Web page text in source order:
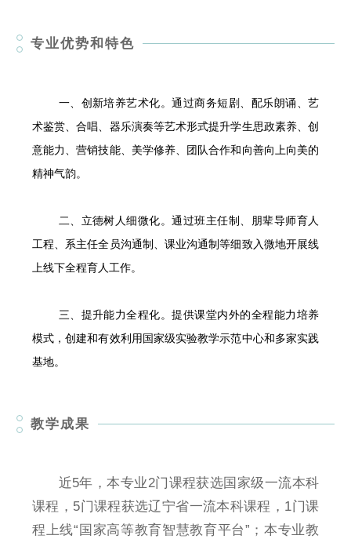
专业优势和特色
一、创新培养艺术化。通过商务短剧、配乐朗诵、艺
术鉴赏、合唱、器乐演奏等艺术形式提升学生思政素养、创
意能力、营销技能、美学修养、团队合作和向善向上向美的
精神气韵。
二、立德树人细微化。通过班主任制、朋辈导师育人
工程、系主任全员沟通制、课业沟通制等细致入微地开展线
上线下全程育人工作。
三、提升能力全程化。提供课堂内外的全程能力培养
模式，创建和有效利用国家级实验教学示范中心和多家实践
基地。
教学成果
近5年，本专业2门课程获选国家级一流本科
课程，5门课程获选辽宁省一流本科课程，1门课
程上线“国家高等教育智慧教育平台”；本专业教